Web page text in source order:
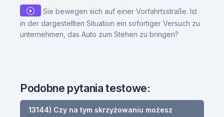
Sie bewegen sich auf einer Vorfahrtsstraße. Ist
in der dargestellten Situation ein sofortiger Versuch zu
unternehmen, das Auto zum Stehen zu bringen?
Podobne pytania testowe:
13144) Czy na tym skrzyżowaniu możesz